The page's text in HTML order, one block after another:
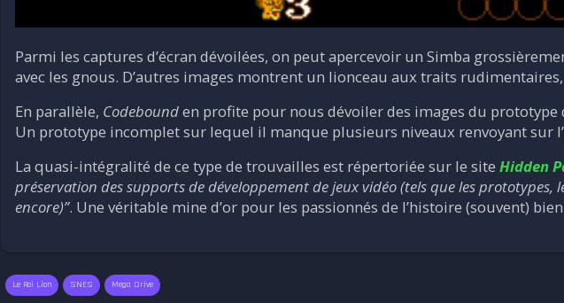
Parmi les captures d’écran dévoilées, on peut apercevoir un Simba
avec les gnous. D’autres images montrent un lionceau aux traits
En parallèle, Codebounden profite pour nous dévoiler des images du prototype
Un prototype incomplet sur lequel il manque plusieurs niveaux renvoyant sur
La quasi-intégralité de ce type de trouvailles est répertoriée sur le site Hidden
préservation des supports de développement de jeux vidéo (tels que les
encore)”. Une véritable mine d’or pour les passionnés de l’histoire (souvent)
Le Roi Lion SNES Mega Drive